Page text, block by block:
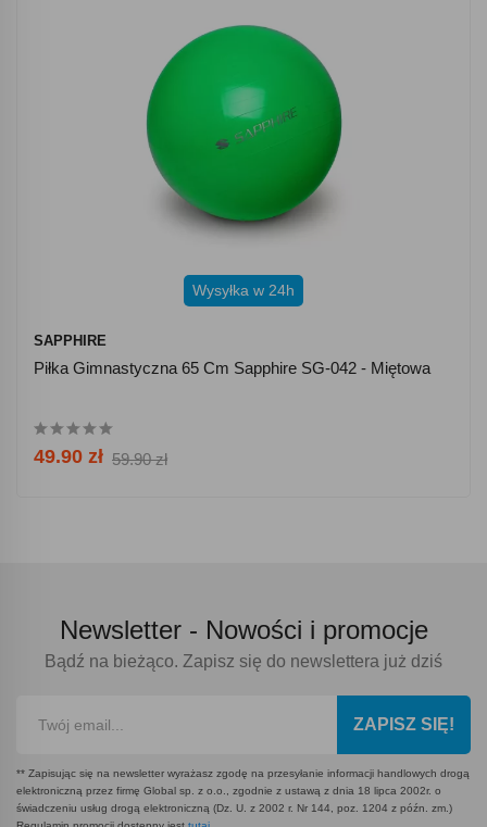
Wysyłka w 24h
SAPPHIRE
Piłka Gimnastyczna 65 Cm Sapphire SG-042 - Miętowa
49.90 zł 59.90 zł
Newsletter - Nowości i promocje
Bądź na bieżąco. Zapisz się do newslettera już dziś
ZAPISZ SIĘ!
** Zapisując się na newsletter wyrażasz zgodę na przesyłanie informacji handlowych drogą
elektroniczną przez firmę Global sp. z o.o., zgodnie z ustawą z dnia 18 lipca 2002r. o
świadczeniu usług drogą elektroniczną (Dz. U. z 2002 r. Nr 144, poz. 1204 z późn. zm.)